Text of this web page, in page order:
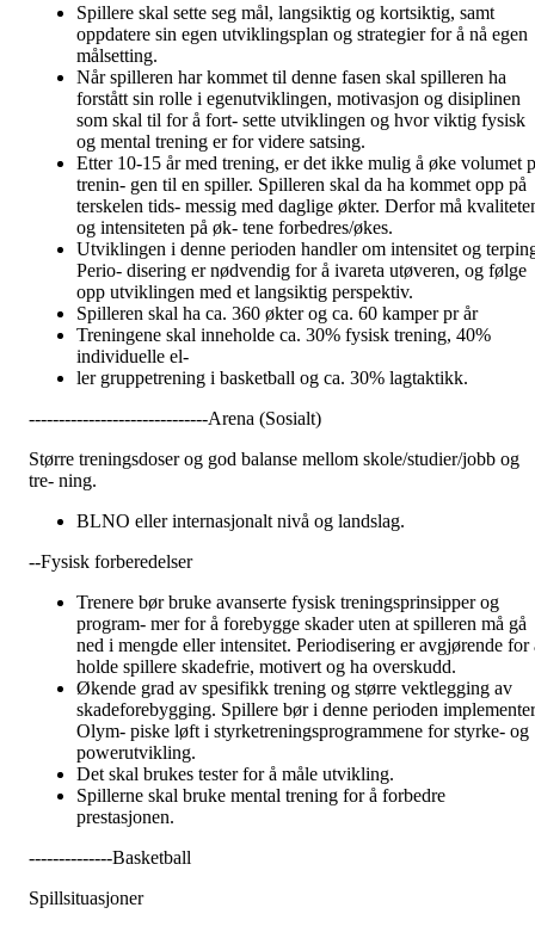
Spillere skal sette seg mål, langsiktig og kortsiktig, samt
oppdatere sin egen utviklingsplan og strategier for å nå egen
målsetting.
Når spilleren har kommet til denne fasen skal spilleren ha
forstått sin rolle i egenutviklingen, motivasjon og disiplinen
som skal til for å fort- sette utviklingen og hvor viktig fysisk
og mental trening er for videre satsing.
Etter 10-15 år med trening, er det ikke mulig å øke volumet
trenin- gen til en spiller. Spilleren skal da ha kommet opp på
terskelen tids- messig med daglige økter. Derfor må
og intensiteten på øk- tene forbedres/økes.
Utviklingen i denne perioden handler om intensitet og
Perio- disering er nødvendig for å ivareta utøveren, og følge
opp utviklingen med et langsiktig perspektiv.
Spilleren skal ha ca. 360 økter og ca. 60 kamper pr år
Treningene skal inneholde ca. 30% fysisk trening, 40%
individuelle el-
ler gruppetrening i basketball og ca. 30% lagtaktikk.
------------------------------Arena (Sosialt)
Større treningsdoser og god balanse mellom skole/studier/jobb og
tre- ning.
BLNO eller internasjonalt nivå og landslag.
--Fysisk forberedelser
Trenere bør bruke avanserte fysisk treningsprinsipper og
program- mer for å forebygge skader uten at spilleren må gå
ned i mengde eller intensitet. Periodisering er avgjørende for
holde spillere skadefrie, motivert og ha overskudd.
Økende grad av spesifikk trening og større vektlegging av
skadeforebygging. Spillere bør i denne perioden
Olym- piske løft i styrketreningsprogrammene for styrke- og
powerutvikling.
Det skal brukes tester for å måle utvikling.
Spillerne skal bruke mental trening for å forbedre
prestasjonen.
--------------Basketball
Spillsituasjoner